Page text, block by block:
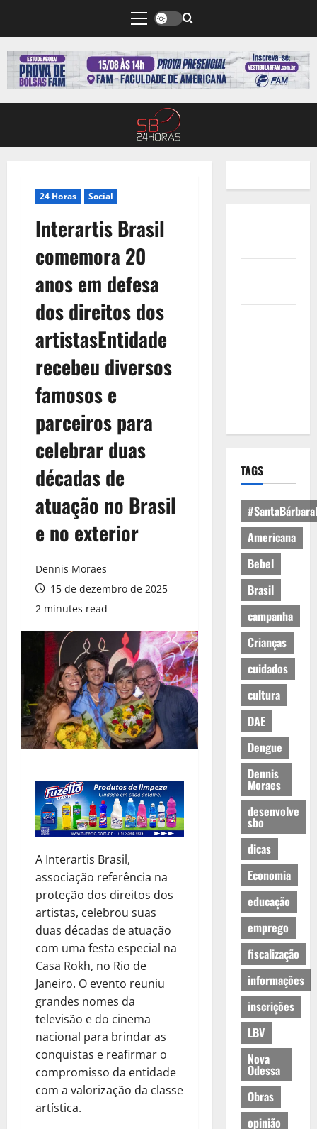
24 Horas Social
Interartis Brasil
comemora 20
anos em defesa
dos direitos dos
artistasEntidade
recebeu diversos
famosos e
parceiros para
celebrar duas
décadas de
atuação no Brasil
e no exterior
Dennis Moraes
15 de dezembro de 2025
2 minutes read
A Interartis Brasil,
associação referência na
proteção dos direitos dos
artistas, celebrou suas
duas décadas de atuação
com uma festa especial na
Casa Rokh, no Rio de
Janeiro. O evento reuniu
grandes nomes da
televisão e do cinema
nacional para brindar as
conquistas e reafirmar o
compromisso da entidade
com a valorização da classe
artística.
TAGS
Americana
Bebel
Brasil
campanha
Crianças
cuidados
cultura
DAE
Dengue
Dennis
Moraes
desenvolve
sbo
dicas
Economia
educação
emprego
fiscalização
informações
inscrições
LBV
Nova
Odessa
Obras
opinião